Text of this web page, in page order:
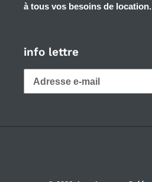
à tous vos besoins de location.
info lettre